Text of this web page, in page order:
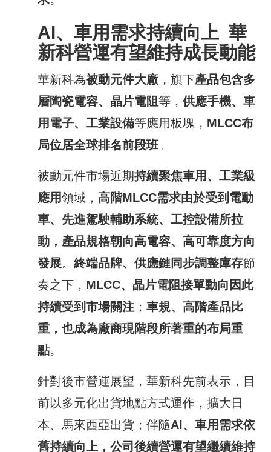
AI、車用需求持續向上 華
新科營運有望維持成長動能
華新科為被動元件大廠 ，旗下產品包含多
層陶瓷電容、晶片電阻等，供應手機、車
用電子、工業設備等應用板塊， MLCC布
局位居全球排名前段班。
被動元件市場近期持續聚焦車用、工業級
應用領域，高階MLCC需求由於受到電動
車、先進駕駛輔助系統、工控設備所拉
動，產品規格朝向高電容、高可靠度方向
發展。終端品牌、供應鏈同步調整庫存節
奏之下， MLCC、晶片電阻接單動向因此
持續受到市場關注 ；車規、高階產品比
重，也成為廠商現階段所著重的布局重
點。
針對後市營運展望，華新科先前表示，目
前以多元化出貨地點方式運作，擴大日
本、馬來西亞出貨；伴隨AI、車用需求依
舊持續向上，公司後續營運有望繼續維持